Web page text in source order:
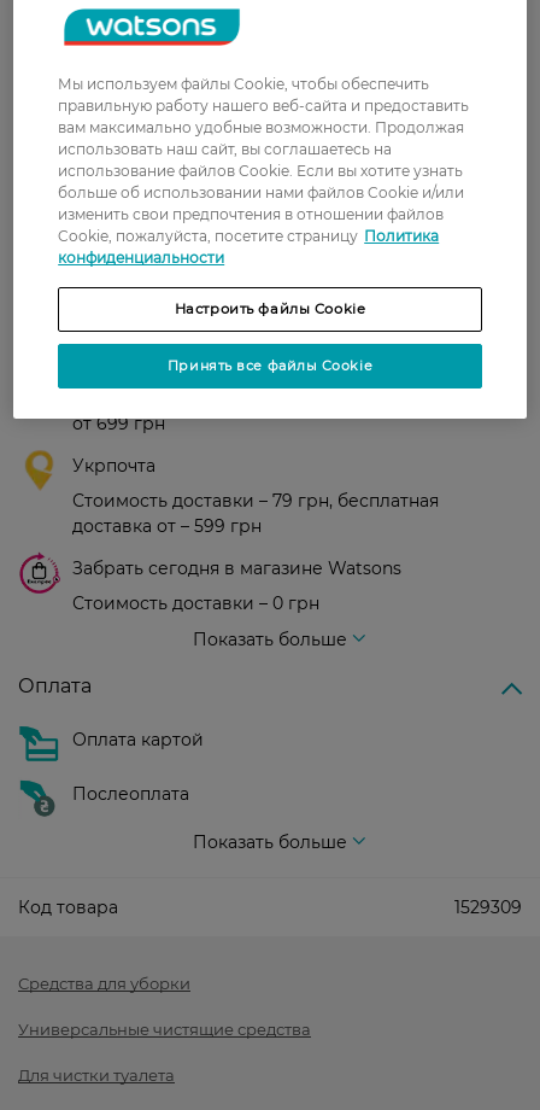
*По результатам тестов Unilever.
Рейтинг и отзывы
0
З 0 відгуків
0 відгуків
Новая почта
от 699 грн
Укрпочта
Стоимость доставки – 79 грн, бесплатная
доставка от – 599 грн
Забрать сегодня в магазине Watsons
Стоимость доставки – 0 грн
Показать больше
Оплата
Оплата картой
Послеоплата
Показать больше
Код товара 1529309
Средства для уборки
Универсальные чистящие средства
Для чистки туалета
Мы используем файлы Cookie, чтобы обеспечить
правильную работу нашего веб-сайта и предоставить
вам максимально удобные возможности. Продолжая
использовать наш сайт, вы соглашаетесь на
использование файлов Cookie. Если вы хотите узнать
больше об использовании нами файлов Cookie и/или
изменить свои предпочтения в отношении файлов
Cookie, пожалуйста, посетите страницу Политика
конфиденциальности
Настроить файлы Cookie
Принять все файлы Cookie